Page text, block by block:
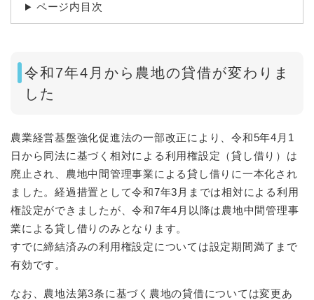
ページ内目次
令和7年4月から農地の貸借が変わりま
した
農業経営基盤強化促進法の一部改正により、令和5年4月1
日から同法に基づく相対による利用権設定（貸し借り）は
廃止され、農地中間管理事業による貸し借りに一本化され
ました。経過措置として令和7年3月までは相対による利用
権設定ができましたが、令和7年4月以降は農地中間管理事
業による貸し借りのみとなります。
すでに締結済みの利用権設定については設定期間満了まで
有効です。
なお、農地法第3条に基づく農地の貸借については変更あ